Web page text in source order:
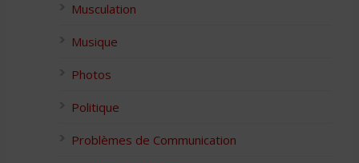
Musculation
Musique
Photos
Politique
Problèmes de Communication